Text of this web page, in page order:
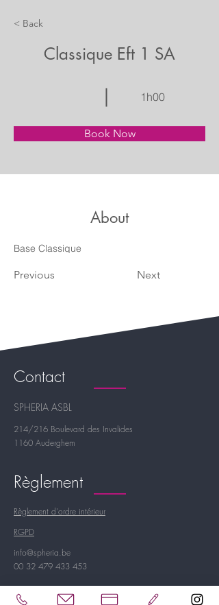
< Back
Classique Eft 1 SA
1h00
Book Now
About
Base Classique
Previous Next
Contact
SPHERIA ASBL
214/216 Boulevard des Invalides
1160 Auderghem
Règlement
Règlement d'ordre intérieur
RGPD
info@spheria.be
00 32 479 433 453